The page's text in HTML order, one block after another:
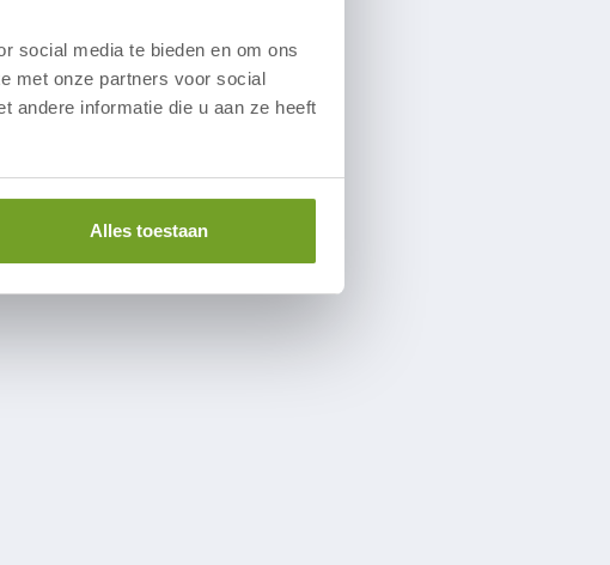
social media te bieden en om ons
met onze partners voor social
andere informatie die u aan ze heeft
Alles toestaan